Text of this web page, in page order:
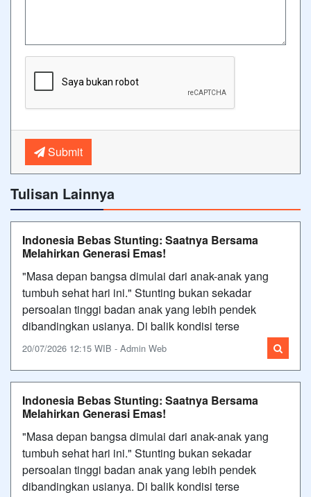
Submit
Tulisan Lainnya
Indonesia Bebas Stunting: Saatnya Bersama
Melahirkan Generasi Emas!
"Masa depan bangsa dimulai dari anak-anak yang
tumbuh sehat hari ini." Stunting bukan sekadar
persoalan tinggi badan anak yang lebih pendek
dibandingkan usianya. Di balik kondisi terse
20/07/2026 12:15 WIB - Admin Web
Indonesia Bebas Stunting: Saatnya Bersama
Melahirkan Generasi Emas!
"Masa depan bangsa dimulai dari anak-anak yang
tumbuh sehat hari ini." Stunting bukan sekadar
persoalan tinggi badan anak yang lebih pendek
dibandingkan usianya. Di balik kondisi terse